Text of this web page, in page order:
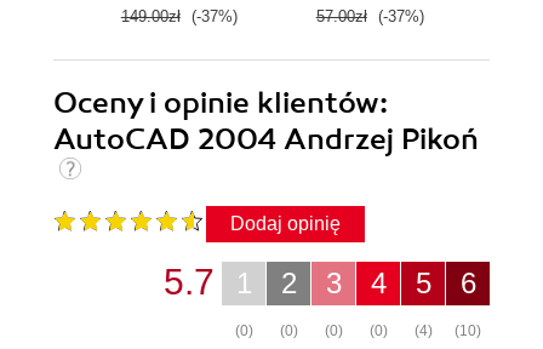
149.00zł (-37%) 57.00zł (-37%)
Oceny i opinie klientów:
AutoCAD 2004 Andrzej Pikoń
Dodaj opinię
6
(10)
5
(4)
4
(0)
3
(0)
2
(0)
1
(0)
5.7